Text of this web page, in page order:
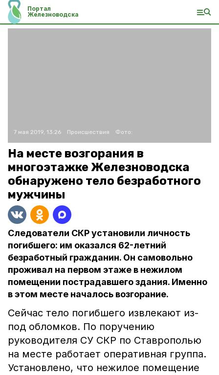
Портал
Железноводска
7 мая 2019, 13:26 Происшествия Фото:
На месте возгорания в
многоэтажке Железноводска
обнаружено тело безработного
мужчины
Следователи СКР установили личность
погибшего: им оказался 62-летний
безработный гражданин. Он самовольно
проживал на первом этаже в нежилом
помещении пострадавшего здания. Именно
в этом месте началось возгорание.
Сейчас тело погибшего извлекают из-
под обломков. По поручению
руководителя СУ СКР по Ставрополью
на месте работает оперативная группа.
Установлено, что нежилое помещение